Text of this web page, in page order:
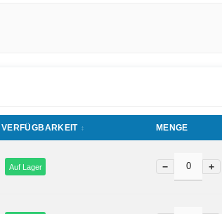
VERFÜGBARKEIT MENGE
Auf Lager − +